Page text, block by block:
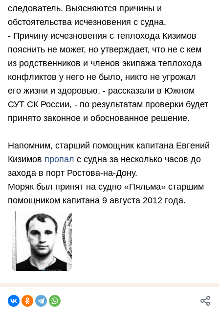
следователь. Выясняются причины и
обстоятельства исчезновения с судна.
- Причину исчезновения с теплохода Кизимов
пояснить не может, но утверждает, что не с кем
из родственников и членов экипажа теплохода
конфликтов у него не было, никто не угрожал
его жизни и здоровью, - рассказали в Южном
СУТ СК России, - по результатам проверки будет
принято законное и обоснованное решение.
Напомним, старший помощник капитана Евгений
Кизимов пропал с судна за несколько часов до
захода в порт Ростова-на-Дону.
Моряк был принят на судно «Пяльма» старшим
помощником капитана 9 августа 2012 года.